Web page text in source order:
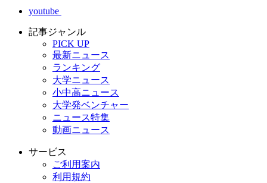
youtube
記事ジャンル
PICK UP
最新ニュース
ランキング
大学ニュース
小中高ニュース
大学発ベンチャー
ニュース特集
動画ニュース
サービス
ご利用案内
利用規約